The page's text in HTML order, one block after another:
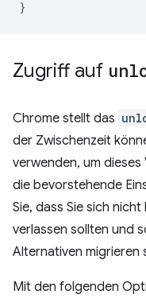
}
Zugriff auf
Chrome stellt das
der Zwischenzeit
verwenden, um
die bevorstehende
Sie, dass Sie sich
verlassen sollten und
Alternativen migrieren
Mit den folgenden